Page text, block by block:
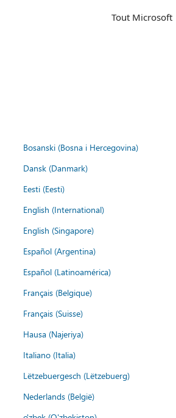
Tout Microsoft
Bosanski (Bosna i Hercegovina)
Dansk (Danmark)
Eesti (Eesti)
English (International)
English (Singapore)
Español (Argentina)
Español (Latinoamérica)
Français (Belgique)
Français (Suisse)
Hausa (Najeriya)
Italiano (Italia)
Lëtzebuergesch (Lëtzebuerg)
Nederlands (België)